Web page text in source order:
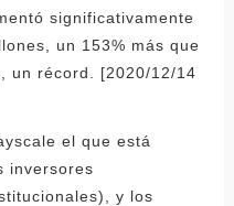
significativamente
un 153% más que
un récord. [2020/12/14
el que está
inversores
y los